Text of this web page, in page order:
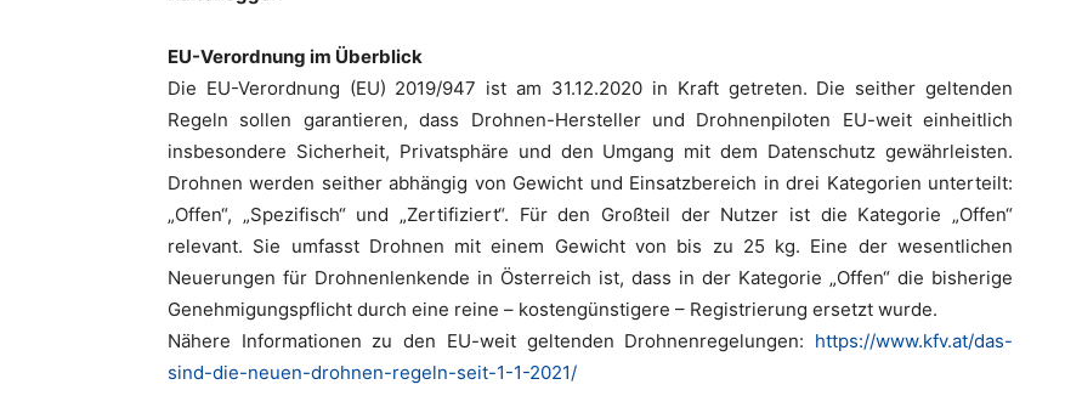
EU-Verordnung im Überblick
Die EU-Verordnung (EU) 2019/947 ist am 31.12.2020 in Kraft getreten. Die seither geltenden
Regeln sollen garantieren, dass Drohnen-Hersteller und Drohnenpiloten EU-weit einheitlich
insbesondere Sicherheit, Privatsphäre und den Umgang mit dem Datenschutz gewährleisten.
Drohnen werden seither abhängig von Gewicht und Einsatzbereich in drei Kategorien unterteilt:
„Offen“, „Spezifisch“ und „Zertifiziert“. Für den Großteil der Nutzer ist die Kategorie „Offen“
relevant. Sie umfasst Drohnen mit einem Gewicht von bis zu 25 kg. Eine der wesentlichen
Neuerungen für Drohnenlenkende in Österreich ist, dass in der Kategorie „Offen“ die bisherige
Genehmigungspflicht durch eine reine – kostengünstigere – Registrierung ersetzt wurde.
Nähere Informationen zu den EU-weit geltenden Drohnenregelungen: https://www.kfv.at/das-
sind-die-neuen-drohnen-regeln-seit-1-1-2021/